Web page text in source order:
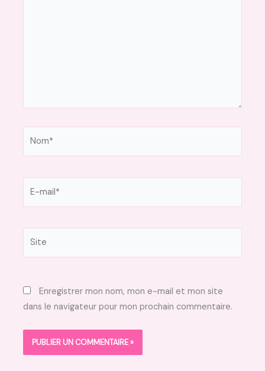
Enregistrer mon nom, mon e-mail et mon site
dans le navigateur pour mon prochain commentaire.